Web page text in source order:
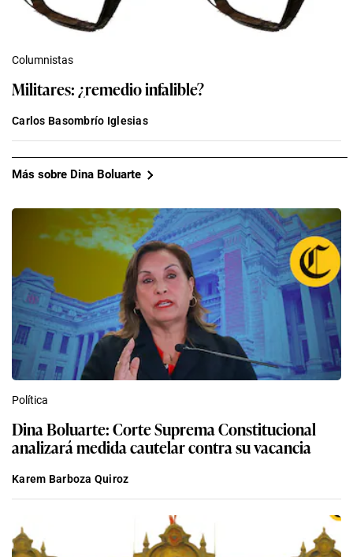
Columnistas
Militares: ¿remedio infalible?
Carlos Basombrío Iglesias
Más sobre Dina Boluarte
Política
Dina Boluarte: Corte Suprema Constitucional
analizará medida cautelar contra su vacancia
Karem Barboza Quiroz